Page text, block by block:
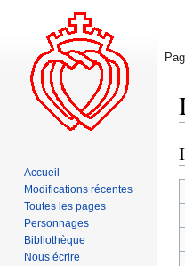
à
à
Accueil
Modifications récentes
Toutes les pages
Personnages
Bibliothèque
Nous écrire